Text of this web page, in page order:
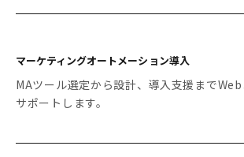
マーケティングオートメーション導入
MAツール選定から設計、導入支援まで
サポートします。